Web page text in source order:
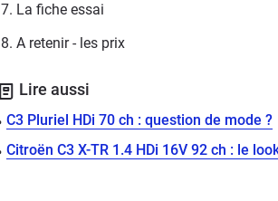
7. La fiche essai
8. A retenir - les prix
Lire aussi
C3 Pluriel HDi 70 ch : question de mode ?
Citroën C3 X-TR 1.4 HDi 16V 92 ch : le